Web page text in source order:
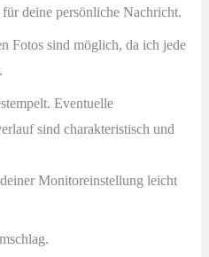
deine persönliche Nachricht.
Fotos sind möglich, da ich jede
Eventuelle
sind charakteristisch und
Monitoreinstellung leicht